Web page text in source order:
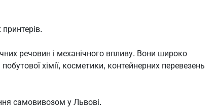
речовин і механічного впливу. Вони широко
хімії, косметики, контейнерних перевезень
самовивозом у Львові.